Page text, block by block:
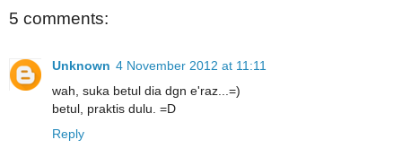
5 comments:
Unknown 4 November 2012 at 11:11
wah, suka betul dia dgn e'raz...=)
betul, praktis dulu. =D
Reply